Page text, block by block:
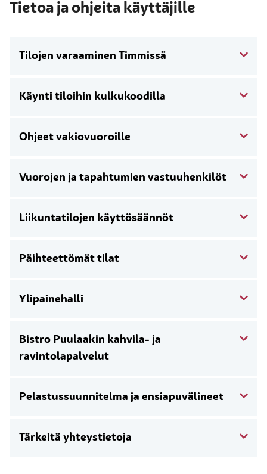
Tietoa ja ohjeita käyttäjille
Tilojen varaaminen Timmissä
Käynti tiloihin kulkukoodilla
Ohjeet vakiovuoroille
Vuorojen ja tapahtumien vastuuhenkilöt
Liikuntatilojen käyttösäännöt
Päihteettömät tilat
Ylipainehalli
Bistro Puulaakin kahvila- ja
ravintolapalvelut
Pelastussuunnitelma ja ensiapuvälineet
Tärkeitä yhteystietoja